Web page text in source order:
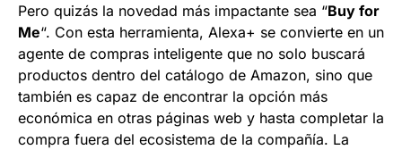
Pero quizás la novedad más impactante sea “Buy for
Me“. Con esta herramienta, Alexa+ se convierte en un
agente de compras inteligente que no solo buscará
productos dentro del catálogo de Amazon, sino que
también es capaz de encontrar la opción más
económica en otras páginas web y hasta completar la
compra fuera del ecosistema de la compañía. La